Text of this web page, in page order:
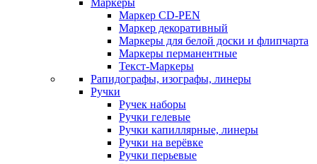
Маркеры
Маркер CD-PEN
Маркер декоративный
Маркеры для белой доски и флипчарта
Маркеры перманентные
Текст-Маркеры
Рапидографы, изографы, линеры
Ручки
Ручек наборы
Ручки гелевые
Ручки капиллярные, линеры
Ручки на верёвке
Ручки перьевые